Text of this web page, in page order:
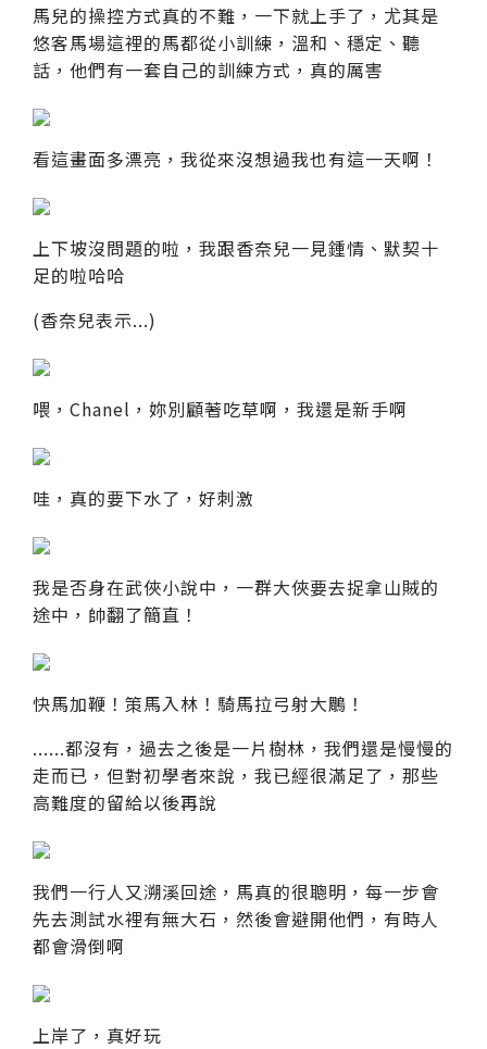
馬兒的操控方式真的不難，一下就上手了，尤其是
悠客馬場這裡的馬都從小訓練，溫和、穩定、聽
話，他們有一套自己的訓練方式，真的厲害
看這畫面多漂亮，我從來沒想過我也有這一天啊！
上下坡沒問題的啦，我跟香奈兒一見鍾情、默契十
足的啦哈哈
(香奈兒表示...)
喂，Chanel，妳別顧著吃草啊，我還是新手啊
哇，真的要下水了，好刺激
我是否身在武俠小說中，一群大俠要去捉拿山賊的
途中，帥翻了簡直！
快馬加鞭！策馬入林！騎馬拉弓射大鵰！
......都沒有，過去之後是一片樹林，我們還是慢慢的
走而已，但對初學者來說，我已經很滿足了，那些
高難度的留給以後再說
我們一行人又溯溪回途，馬真的很聰明，每一步會
先去測試水裡有無大石，然後會避開他們，有時人
都會滑倒啊
上岸了，真好玩